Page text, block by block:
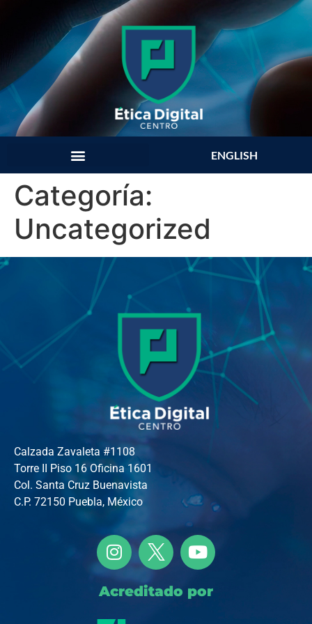
ENGLISH
Categoría:
Uncategorized
Calzada Zavaleta #1108
Torre II Piso 16 Oficina 1601
Col. Santa Cruz Buenavista
C.P. 72150 Puebla, México
Acreditado por